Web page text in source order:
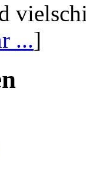
...]